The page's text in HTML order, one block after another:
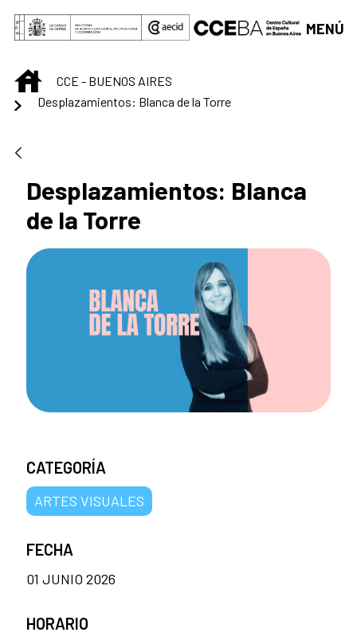
Saltar al contenido principal
MENÚ
INICIOCCE - BUENOS AIRES
Desplazamientos: Blanca de la Torre
Desplazamientos: Blanca
de la Torre
CATEGORÍA
ARTES VISUALES
FECHA
01 JUNIO 2026
HORARIO